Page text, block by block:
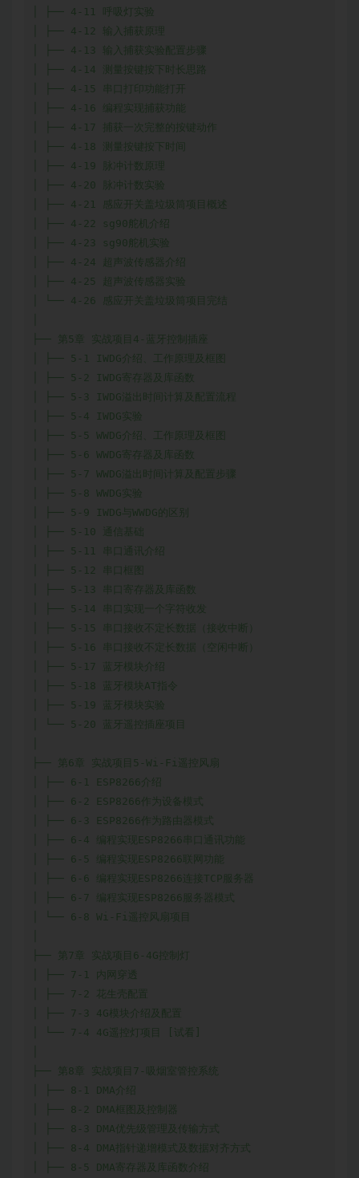
│ ├── 4-11 呼吸灯实验
│ ├── 4-12 输入捕获原理
│ ├── 4-13 输入捕获实验配置步骤
│ ├── 4-14 测量按键按下时长思路
│ ├── 4-15 串口打印功能打开
│ ├── 4-16 编程实现捕获功能
│ ├── 4-17 捕获一次完整的按键动作
│ ├── 4-18 测量按键按下时间
│ ├── 4-19 脉冲计数原理
│ ├── 4-20 脉冲计数实验
│ ├── 4-21 感应开关盖垃圾筒项目概述
│ ├── 4-22 sg90舵机介绍
│ ├── 4-23 sg90舵机实验
│ ├── 4-24 超声波传感器介绍
│ ├── 4-25 超声波传感器实验
│ └── 4-26 感应开关盖垃圾筒项目完结
├── 第5章 实战项目4-蓝牙控制插座
│ ├── 5-1 IWDG介绍、工作原理及框图
│ ├── 5-2 IWDG寄存器及库函数
│ ├── 5-3 IWDG溢出时间计算及配置流程
│ ├── 5-4 IWDG实验
│ ├── 5-5 WWDG介绍、工作原理及框图
│ ├── 5-6 WWDG寄存器及库函数
│ ├── 5-7 WWDG溢出时间计算及配置步骤
│ ├── 5-8 WWDG实验
│ ├── 5-9 IWDG与WWDG的区别
│ ├── 5-10 通信基础
│ ├── 5-11 串口通讯介绍
│ ├── 5-12 串口框图
│ ├── 5-13 串口寄存器及库函数
│ ├── 5-14 串口实现一个字符收发
│ ├── 5-15 串口接收不定长数据（接收中断）
│ ├── 5-16 串口接收不定长数据（空闲中断）
│ ├── 5-17 蓝牙模块介绍
│ ├── 5-18 蓝牙模块AT指令
│ ├── 5-19 蓝牙模块实验
│ └── 5-20 蓝牙遥控插座项目
├── 第6章 实战项目5-Wi-Fi遥控风扇
│ ├── 6-1 ESP8266介绍
│ ├── 6-2 ESP8266作为设备模式
│ ├── 6-3 ESP8266作为路由器模式
│ ├── 6-4 编程实现ESP8266串口通讯功能
│ ├── 6-5 编程实现ESP8266联网功能
│ ├── 6-6 编程实现ESP8266连接TCP服务器
│ ├── 6-7 编程实现ESP8266服务器模式
│ └── 6-8 Wi-Fi遥控风扇项目
├── 第7章 实战项目6-4G控制灯
│ ├── 7-1 内网穿透
│ ├── 7-2 花生壳配置
│ ├── 7-3 4G模块介绍及配置
│ └── 7-4 4G遥控灯项目 [试看]
├── 第8章 实战项目7-吸烟室管控系统
│ ├── 8-1 DMA介绍
│ ├── 8-2 DMA框图及控制器
│ ├── 8-3 DMA优先级管理及传输方式
│ ├── 8-4 DMA指针递增模式及数据对齐方式
│ ├── 8-5 DMA寄存器及库函数介绍